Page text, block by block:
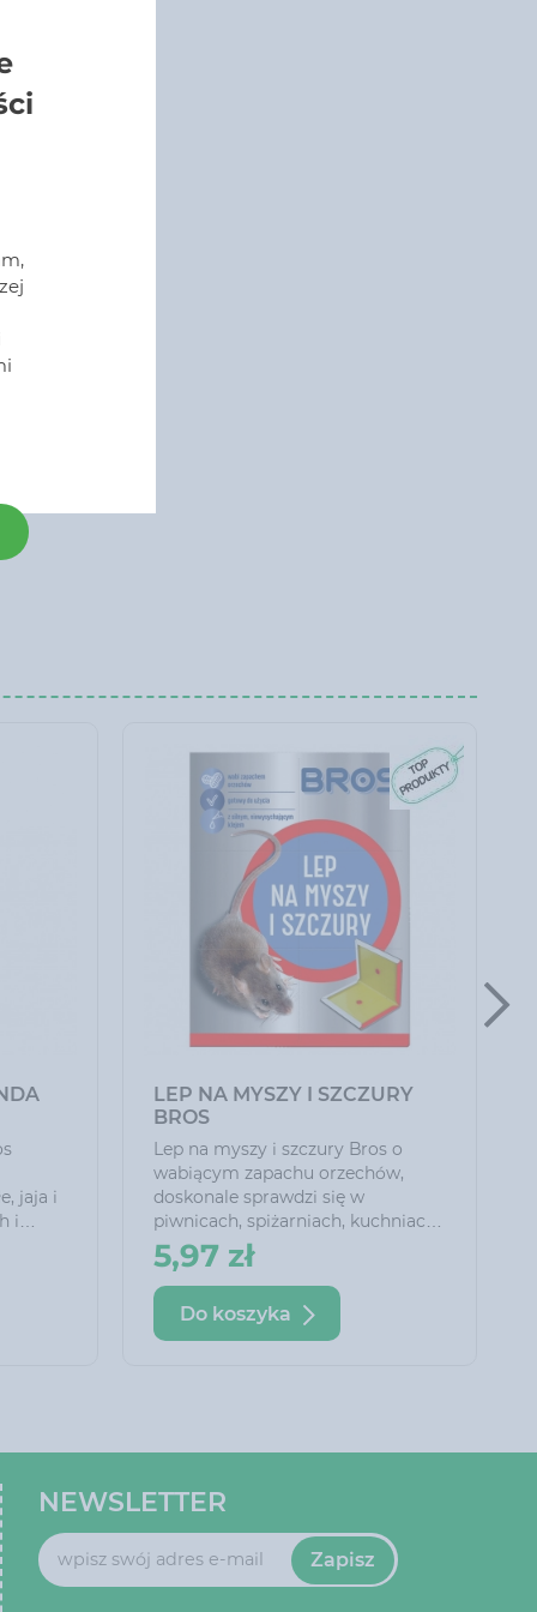
jaja i
i
GRANULAT NA ŚLIMAKI
SNACOL 3GB 1.1 KG
Granulat na Ślimaki Snacol 3GB 1.1
kg Granulowany preparat o
działaniu żołądkowym i
kontaktowym do zwalczania
ślimaków w niektórych uprawach
rolniczych oraz roślinach
ozdobnych. Dzięki zawartości
dodatków nęcących wabi ślimaki i
skutecznie je likwiduje.
25,52 zł
Do koszyka
NEWSLETTER
Zapisz